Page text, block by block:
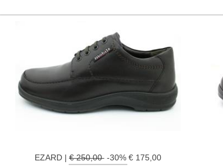
EZARD |€ 250,00-30% € 175,00